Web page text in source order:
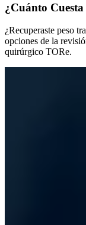
¿Cuánto
¿Recuperaste peso
opciones de la
quirúrgico TORe.